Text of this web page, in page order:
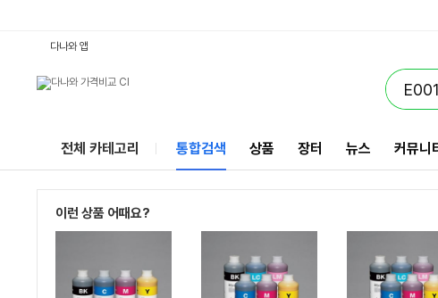
다나와 앱
전체 카테고리 통합검색 상품 장터 뉴스 커뮤니
이런 상품 어때요?